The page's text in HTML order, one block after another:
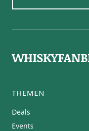
THEMEN
Deals
Events